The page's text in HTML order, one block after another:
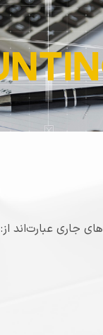
جاری عبارت‌اند از: